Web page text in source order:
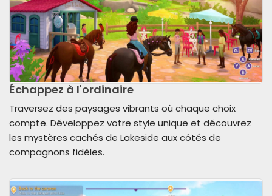
Échappez à l'ordinaire
Traversez des paysages vibrants où chaque choix
compte. Développez votre style unique et découvrez
les mystères cachés de Lakeside aux côtés de
compagnons fidèles.